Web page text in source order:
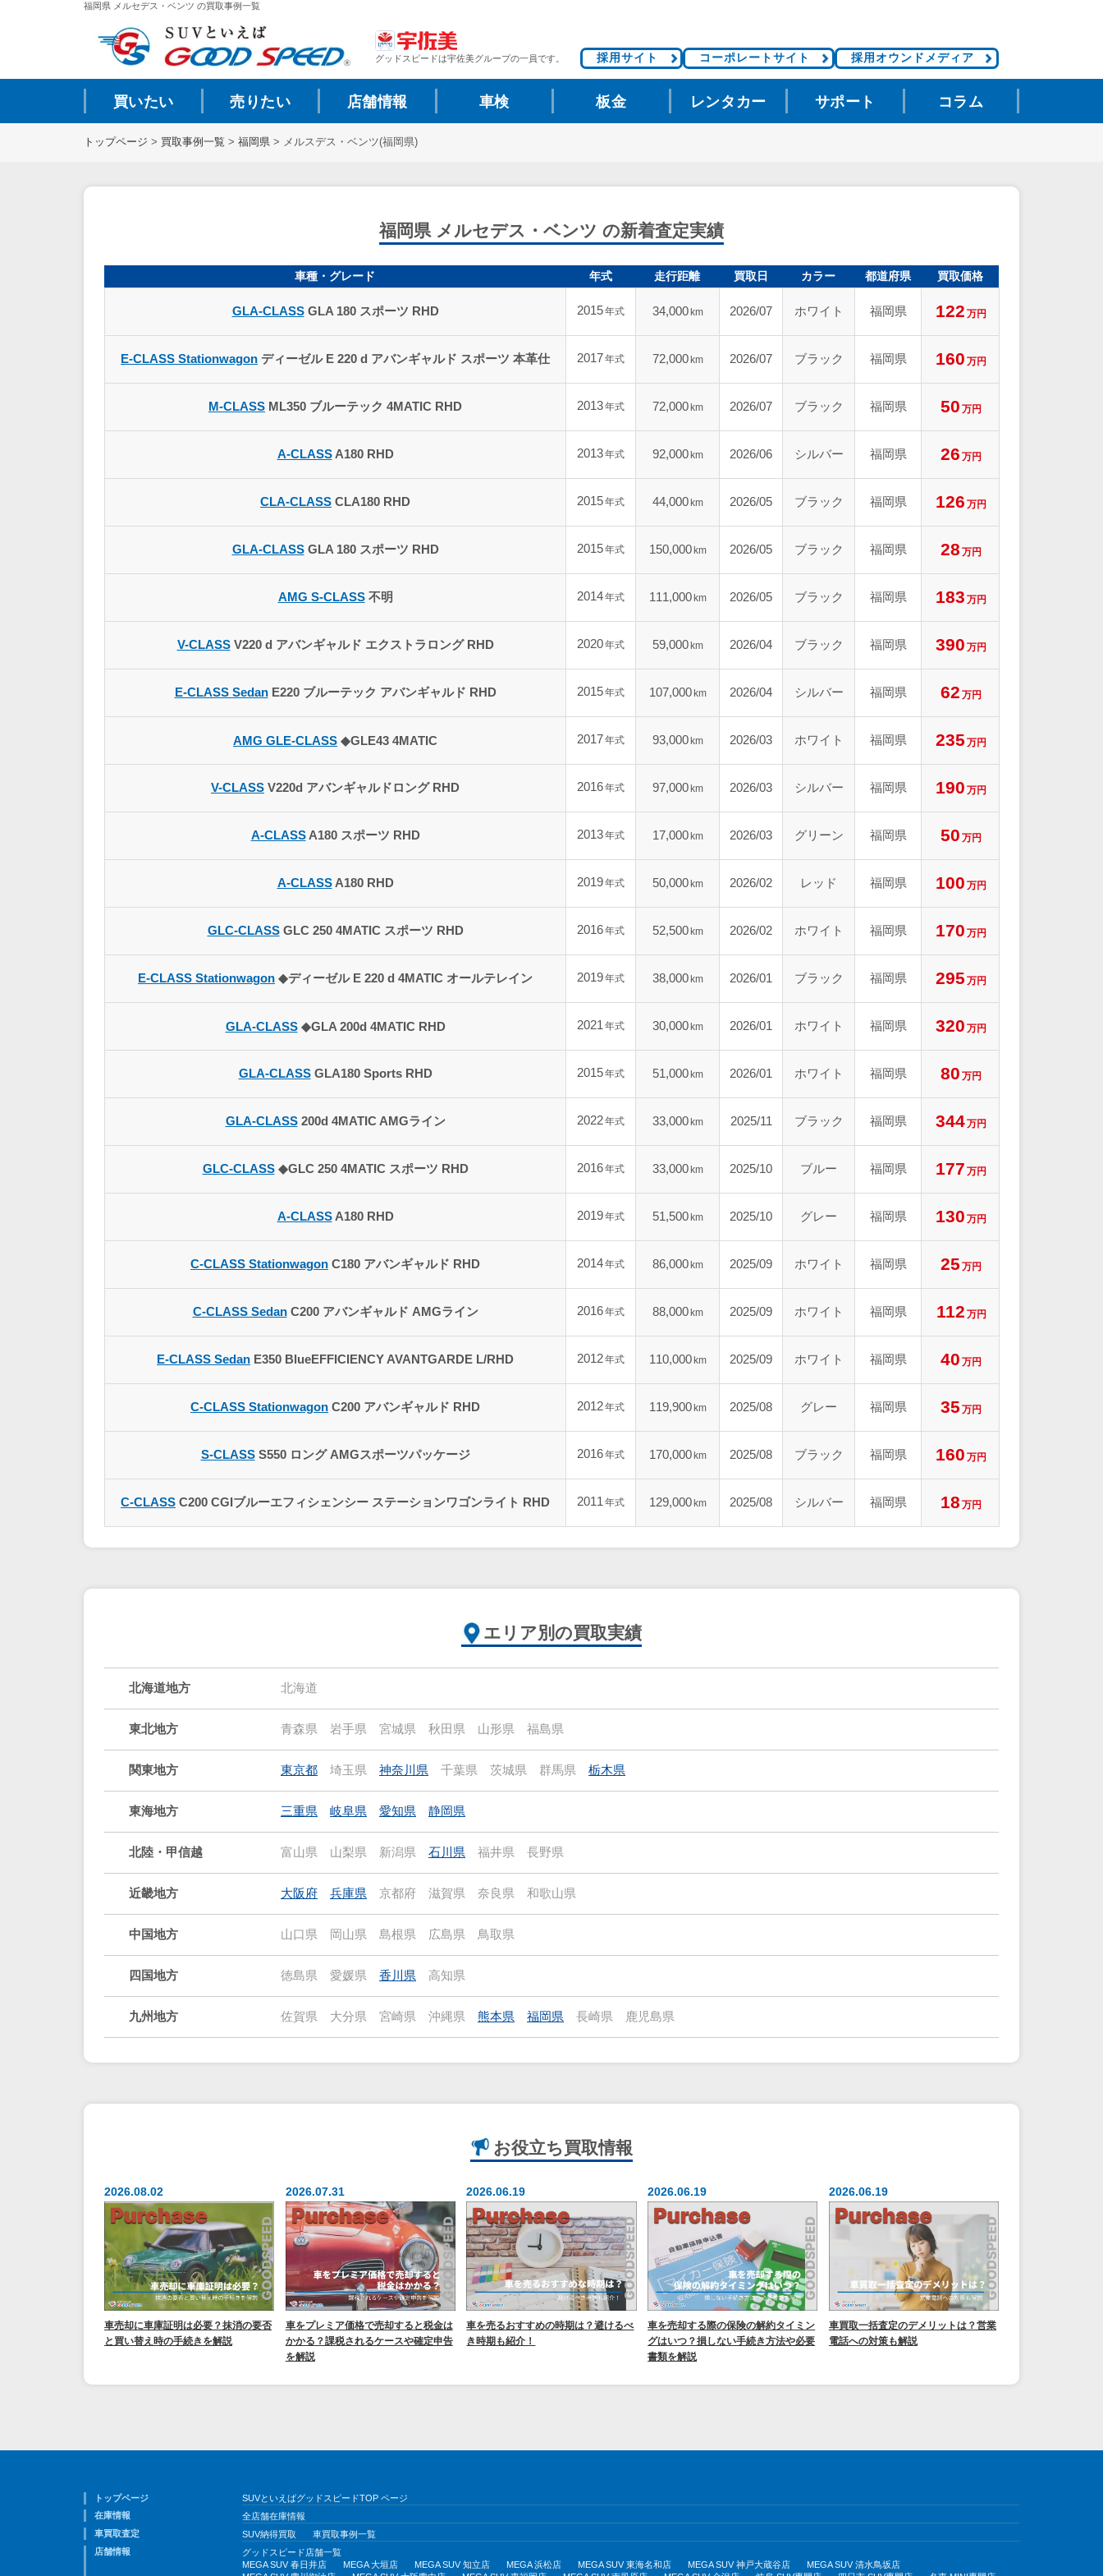
福岡県 メルセデス・ベンツ の買取事例一覧
グッドスピードは宇佐美グループの一員です。 採用サイト コーポレートサイト 採用オウンドメディア
買いたい 売りたい 店舗情報 車検 板金 レンタカー サポート コラム
トップページ > 買取事例一覧 > 福岡県 > メルスデス・ベンツ(福岡県)
福岡県 メルセデス・ベンツ の新着査定実績
車種・グレード 年式 走行距離 買取日 カラー 都道府県 買取価格
GLA-CLASSGLA 180 スポーツ RHD 2015年式 34,000 km 2026/07 ホワイト 福岡県 122 万円
E-CLASS Stationwagon ディーゼル E 220 d アバンギャルド スポーツ 本革仕 2017年式 72,000 km 2026/07 ブラック 福岡県 160 万円
M-CLASS ML350 ブルーテック 4MATIC RHD 2013年式 72,000 km 2026/07 ブラック 福岡県 50 万円
A-CLASSA180 RHD 2013年式 92,000 km 2026/06 シルバー 福岡県 26 万円
CLA-CLASS CLA180 RHD 2015年式 44,000 km 2026/05 ブラック 福岡県 126 万円
GLA-CLASSGLA 180 スポーツ RHD 2015年式 150,000 km 2026/05 ブラック 福岡県 28 万円
AMG S-CLASS不明 2014年式 111,000 km 2026/05 ブラック 福岡県 183 万円
V-CLASSV220 d アバンギャルド エクストラロング RHD 2020年式 59,000 km 2026/04 ブラック 福岡県 390 万円
E-CLASS SedanE220 ブルーテック アバンギャルド RHD 2015年式 107,000 km 2026/04 シルバー 福岡県 62 万円
AMG GLE-CLASS ◆GLE43 4MATIC 2017年式 93,000 km 2026/03 ホワイト 福岡県 235 万円
V-CLASS V220d アバンギャルドロング RHD 2016年式 97,000 km 2026/03 シルバー 福岡県 190 万円
A-CLASSA180 スポーツ RHD 2013年式 17,000 km 2026/03 グリーン 福岡県 50 万円
A-CLASSA180 RHD 2019年式 50,000 km 2026/02 レッド 福岡県 100 万円
GLC-CLASSGLC 250 4MATIC スポーツ RHD 2016年式 52,500 km 2026/02 ホワイト 福岡県 170 万円
E-CLASS Stationwagon ◆ディーゼル E 220 d 4MATIC オールテレイン 2019年式 38,000 km 2026/01 ブラック 福岡県 295 万円
GLA-CLASS◆GLA 200d 4MATIC RHD 2021 年式 30,000 km 2026/01 ホワイト 福岡県 320 万円
GLA-CLASSGLA180 Sports RHD 2015年式 51,000 km 2026/01 ホワイト 福岡県 80 万円
GLA-CLASS200d 4MATIC AMGライン 2022年式 33,000 km 2025/11 ブラック 福岡県 344万円
GLC-CLASS◆GLC 250 4MATIC スポーツ RHD 2016年式 33,000 km 2025/10 ブルー 福岡県 177 万円
A-CLASSA180 RHD 2019年式 51,500 km 2025/10 グレー 福岡県 130 万円
C-CLASS Stationwagon C180 アバンギャルド RHD 2014年式 86,000 km 2025/09 ホワイト 福岡県 25 万円
C-CLASS SedanC200 アバンギャルド AMGライン 2016年式 88,000 km 2025/09 ホワイト 福岡県 112 万円
E-CLASS Sedan E350 BlueEFFICIENCY AVANTGARDE L/RHD 2012年式 110,000 km 2025/09 ホワイト 福岡県 40 万円
C-CLASS Stationwagon C200 アバンギャルド RHD 2012年式 119,900 km 2025/08 グレー 福岡県 35 万円
S-CLASSS550 ロング AMGスポーツパッケージ 2016年式 170,000 km 2025/08 ブラック 福岡県 160 万円
C-CLASS C200 CGIブルーエフィシェンシー ステーションワゴンライト RHD 2011 年式 129,000 km 2025/08 シルバー 福岡県 18 万円
エリア別の買取実績
北海道地方 北海道
東北地方 青森県 岩手県 宮城県 秋田県 山形県 福島県
関東地方 東京都 埼玉県 神奈川県 千葉県 茨城県 群馬県 栃木県
東海地方 三重県 岐阜県 愛知県 静岡県
北陸・甲信越 富山県 山梨県 新潟県 石川県 福井県 長野県
近畿地方 大阪府 兵庫県 京都府 滋賀県 奈良県 和歌山県
中国地方 山口県 岡山県 島根県 広島県 鳥取県
四国地方 徳島県 愛媛県 香川県 高知県
九州地方 佐賀県 大分県 宮崎県 沖縄県 熊本県 福岡県 長崎県 鹿児島県
お役立ち 買取情報
2026.08.02
車売却に車庫証明は必要？抹消の要否
と買い替え時の手続きを解説
2026.07.31
車をプレミア価格で売却すると税金は
かかる？課税されるケースや確定申告
を解説
2026.06.19
車を売るおすすめの時期は？避けるべ
き時期も紹介！
2026.06.19
車を売却する際の保険の解約タイミン
グはいつ？損しない手続き方法や必要
書類を解説
2026.06.19
車買取一括査定のデメリットは？営業
電話への対策も解説
トップページ
SUVといえばグッドスピードTOP ページ
在庫情報
全店舗在庫情報
車買取査定
SUV納得買取
車買取事例一覧
店舗情報
グッドスピード店舗一覧
MEGA SUV 春日井店
MEGA 大垣店 MEGA SUV 知立店 MEGA 浜松店 MEGA SUV 東海名和店 MEGA SUV 神戸大蔵谷店
MEGA SUV 清水鳥坂店